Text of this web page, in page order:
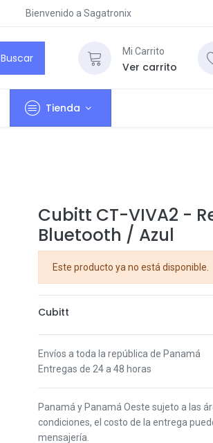
Bienvenido a Sagatronix
Buscar Mi Carrito
Ver carrito
Tienda
Cubitt CT-VIVA2 -
Bluetooth / Azul
Este producto ya no está disponible.
Cubitt
Envíos a toda la república de Panamá
Entregas de 24 a 48 horas
Panamá y Panamá Oeste sujeto a las
condiciones, el costo de la entrega
mensajería.